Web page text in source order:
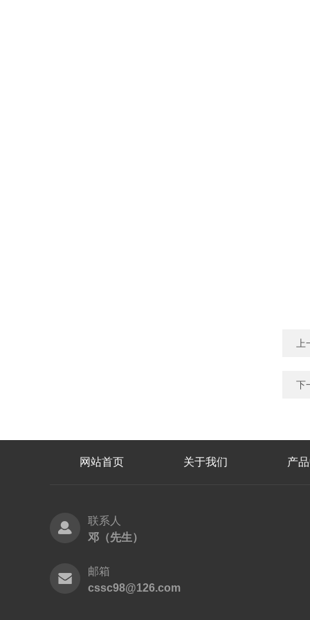
下
网站首页 关于我们 产
联系人
邓（先生）
邮箱
cssc98@126.com